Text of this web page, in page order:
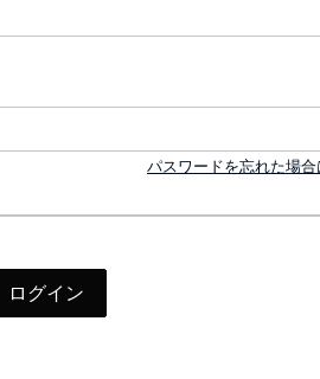
パスワードを忘れた場